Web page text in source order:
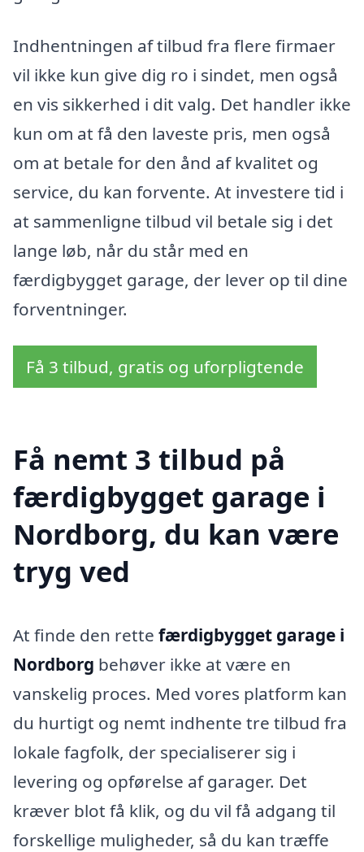
Indhentningen af tilbud fra flere firmaer
vil ikke kun give dig ro i sindet, men også
en vis sikkerhed i dit valg. Det handler ikke
kun om at få den laveste pris, men også
om at betale for den ånd af kvalitet og
service, du kan forvente. At investere tid i
at sammenligne tilbud vil betale sig i det
lange løb, når du står med en
færdigbygget garage, der lever op til dine
forventninger.
Få 3 tilbud, gratis og uforpligtende
Få nemt 3 tilbud på
færdigbygget garage i
Nordborg, du kan være
tryg ved
At finde den rette færdigbygget garage i
Nordborg behøver ikke at være en
vanskelig proces. Med vores platform kan
du hurtigt og nemt indhente tre tilbud fra
lokale fagfolk, der specialiserer sig i
levering og opførelse af garager. Det
kræver blot få klik, og du vil få adgang til
forskellige muligheder, så du kan træffe